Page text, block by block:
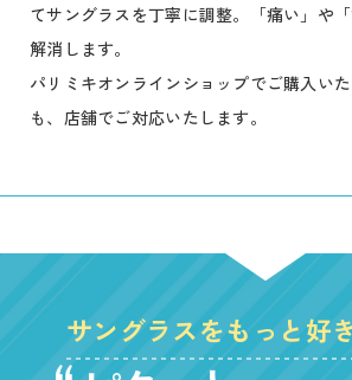
てサングラスを丁寧に調整。「痛い」や
解消します。
パリミキオンラインショップでご購入い
も、店舗でご対応いたします。
サングラスをもっと好